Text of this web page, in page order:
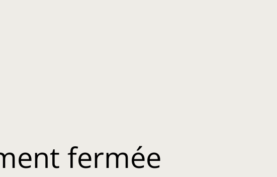
fermée